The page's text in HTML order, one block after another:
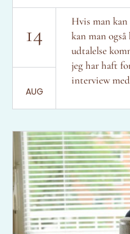
14
AUG
Hvis man kan
kan man også
udtalelse
jeg har haft
interview